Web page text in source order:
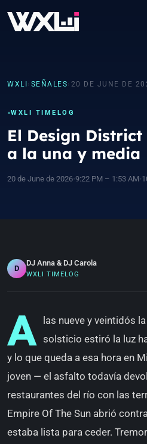
WXLI › SEÑALES › 20 DE JUNE DE
WXLI TIMELOG
El Design
a la una y media
20 de June de 2026•9:22 PM – 1:53 AM•
D
DJ Anna & DJ Carola
WXLI TIMELOG
A
las nueve y veintidós
solsticio estiró la luz
y lo que queda a esa hora en
joven — el asfalto todavía
restaurantes del río con las
Empire Of The Sun abrió
estaba lista para ceder.